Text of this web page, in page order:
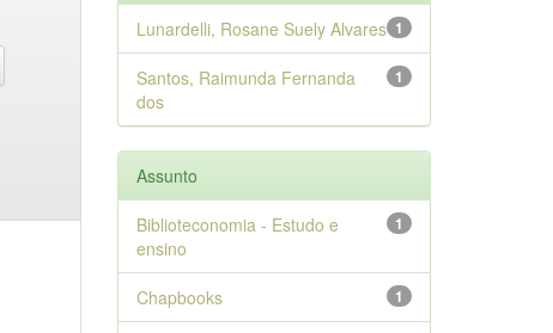
1
Lunardelli, Rosane Suely Alvares
1
Santos, Raimunda Fernanda
dos
Assunto
1
Biblioteconomia - Estudo e
ensino
1
Chapbooks